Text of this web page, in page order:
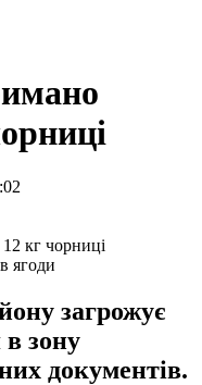
ягоди
загрожує
зону
документів.